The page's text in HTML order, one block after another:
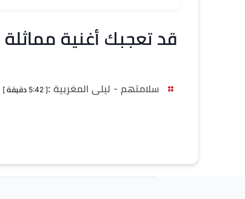
قد تعجبك أغنية مماثلة
سلامتهم - ليلى المغربية :[ 5:42 دقيقة ]